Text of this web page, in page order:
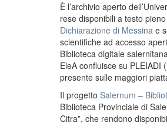
È l’archivio aperto
rese disponibili a testo
Dichiarazione di Messina e
scientifiche ad accesso
Biblioteca digitale
EleA confluisce su
presente sulle maggiori
Il progetto Salernum –
Biblioteca Provinciale di
Citra”, che rendono